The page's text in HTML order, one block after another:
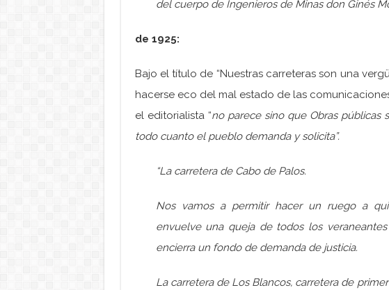
del cuerpo de Ingenieros de Minas don Ginés
de 1925:
Bajo el título de “Nuestras carreteras son una
hacerse eco del mal estado de las
el editorialista “no parece sino que Obras públicas
todo cuanto el pueblo demanda y solicita”.
“La carretera de Cabo de Palos.
Nos vamos a permitir hacer un ruego a
envuelve una queja de todos los
encierra un fondo de demanda de justicia.
La carretera de Los Blancos, carretera de